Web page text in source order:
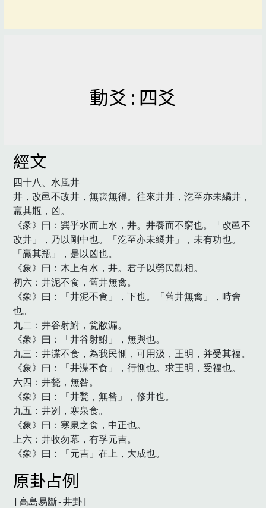
動爻 : 四爻
經文
四十八、水風井
井，改邑不改井，無喪無得。往來井井，汔至亦未繘井，
羸其瓶，凶。
《彖》曰：巽乎水而上水，井。井養而不窮也。「改邑不
改井」，乃以剛中也。「汔至亦未繘井」，未有功也。
「羸其瓶」，是以凶也。
《象》曰：木上有水，井。君子以勞民勸相。
初六：井泥不食，舊井無禽。
《象》曰：「井泥不食」，下也。「舊井無禽」，時舍
也。
九二：井谷射鮒，瓮敝漏。
《象》曰：「井谷射鮒」，無與也。
九三：井渫不食，為我民惻，可用汲，王明，并受其福。
《象》曰：「井渫不食」，行惻也。求王明，受福也。
六四：井甃，無咎。
《象》曰：「井甃，無咎」，修井也。
九五：井冽，寒泉食。
《象》曰：寒泉之食，中正也。
上六：井收勿幕，有孚元吉。
《象》曰：「元吉」在上，大成也。
原卦占例
[高島易斷-井卦]